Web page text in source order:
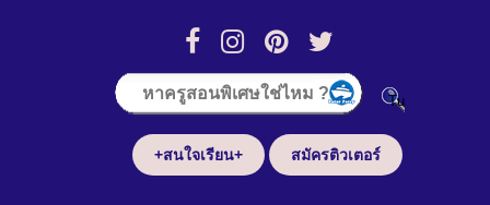
+สนใจเรียน+ สมัครติวเตอร์